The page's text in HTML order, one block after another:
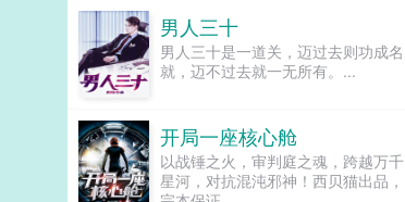
旨虽然已下，但距离被二次牵连，尚
有三年。而曾失去的孩子，也在未来
等她。冬夜初雪，帝王生辰之日。沈
知姁粉面憔悴，朱唇莹白，携着一碗
颤，语带哭腔。只言对皇帝的错悔与
思恋。 她的眼眸如春水一样清
澈。盈满了浓烈真挚又纯粹的爱意。
这是帝王毕生所求最为渴盼之
着几面旗子，对着床头摇旗呐...
男人三十
男人三十是一道关，迈过去则功成名
就，迈不过去就一无所有。...
开局一座核心舱
以战锤之火，审判庭之魂，跨越万千
星河，对抗混沌邪神！西贝猫出品，